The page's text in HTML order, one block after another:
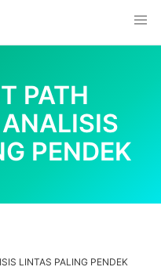
PATH
PENDEK
LINTAS PALING PENDEK